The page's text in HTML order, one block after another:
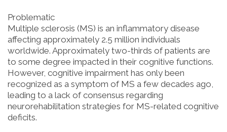
Problematic
Multiple sclerosis (MS) is an inflammatory disease
affecting approximately 2.5 million individuals
worldwide. Approximately two-thirds of patients are
to some degree impacted in their cognitive functions.
However, cognitive impairment has only been
recognized as a symptom of MS a few decades ago,
leading to a lack of consensus regarding
neurorehabilitation strategies for MS-related cognitive
deficits.